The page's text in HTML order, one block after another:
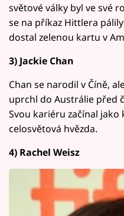
světové války byl ve své
se na příkaz Hittlera
dostal zelenou kartu v
3) Jackie Chan
Chan se narodil v Číně,
uprchl do Austrálie před
Svou kariéru začínal jako
celosvětová hvězda.
4) Rachel Weisz